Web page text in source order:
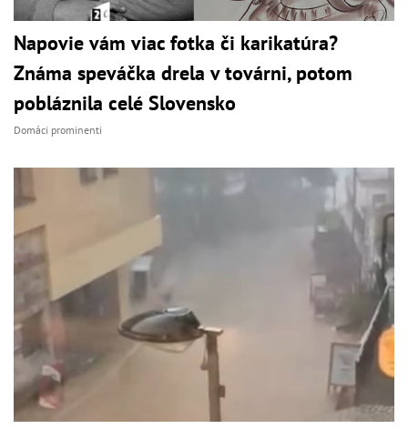
Napovie vám viac fotka či karikatúra?
Známa speváčka drela v továrni, potom
pobláznila celé Slovensko
Domáci prominenti